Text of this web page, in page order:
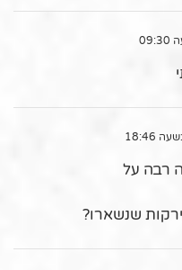
רבה על
שנשארו?